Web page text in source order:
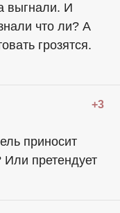
выгнали. И
что ли? А
грозятся.
+3
приносит
претендует